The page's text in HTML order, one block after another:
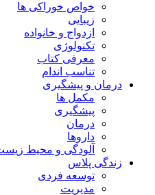
خواص خوراکی ها
زیبایی
ازدواج و خانواده
تکنولوژی
معرفی کتاب
تناسب اندام
درمان و پیشگیری
مکمل ها
پیشگیری
درمان
داروها
آلودگی و محیط
زندگی پلاس
توسعه فردی
مدیریت